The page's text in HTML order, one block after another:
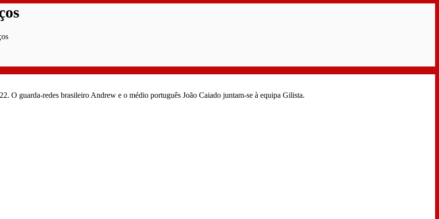
O guarda-redes brasileiro Andrew e o médio português João Caiado juntam-se à equipa Gilista.